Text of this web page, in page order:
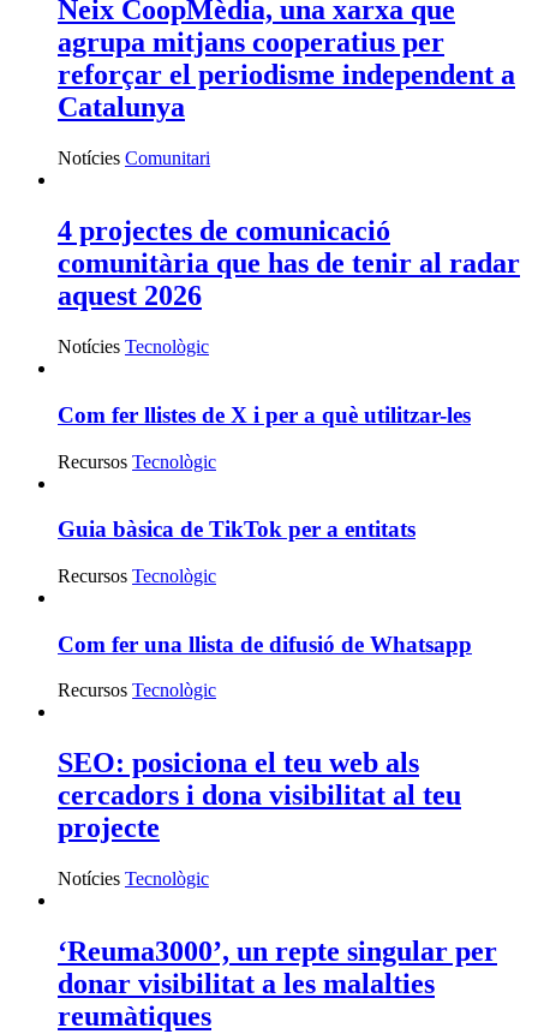
Neix CoopMèdia, una xarxa que
agrupa mitjans cooperatius per
reforçar el periodisme independent a
Catalunya
Notícies Comunitari
4 projectes de comunicació
comunitària que has de tenir al radar
aquest 2026
Notícies Tecnològic
Com fer llistes de X i per a què utilitzar-les
Recursos Tecnològic
Guia bàsica de TikTok per a entitats
Recursos Tecnològic
Com fer una llista de difusió de Whatsapp
Recursos Tecnològic
SEO: posiciona el teu web als
cercadors i dona visibilitat al teu
projecte
Notícies Tecnològic
‘Reuma3000’, un repte singular per
donar visibilitat a les malalties
reumàtiques